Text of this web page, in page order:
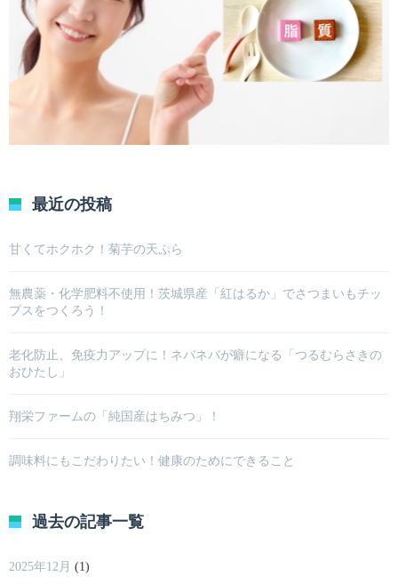
最近の投稿
甘くてホクホク！菊芋の天ぷら
無農薬・化学肥料不使用！茨城県産「紅はるか」でさつまいもチッ
プスをつくろう！
老化防止、免疫力アップに！ネバネバが癖になる「つるむらさきの
おひたし」
翔栄ファームの「純国産はちみつ」！
調味料にもこだわりたい！健康のためにできること
過去の記事一覧
2025年12月 (1)